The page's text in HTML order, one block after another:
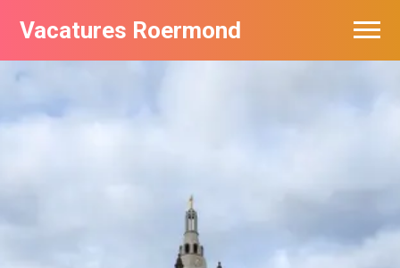
Vacatures Roermond
Vacatures per bedrijf in Roermond
De populairste vacatures in Roermond